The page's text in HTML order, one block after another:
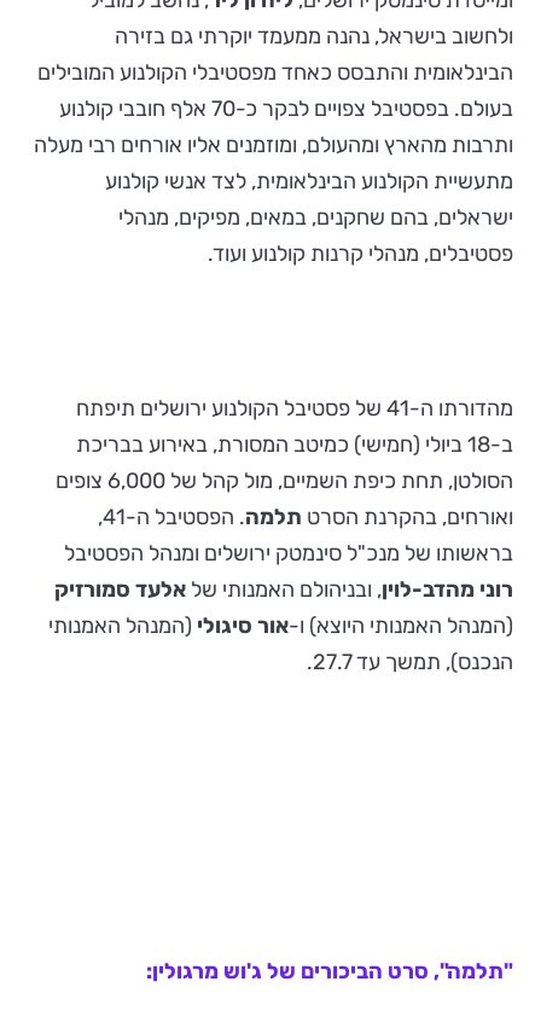
ולחשוב בישראל, נהנה ממעמד יוקרתי גם בזירה
הבינלאומית והתבסס כאחד מפסטיבלי הקולנוע המובילים
בעולם. בפסטיבל צפויים לבקר כ-70 אלף חובבי קולנוע
ותרבות מהארץ ומהעולם, ומוזמנים אליו אורחים רבי מעלה
מתעשיית הקולנוע הבינלאומית, לצד אנשי קולנוע
ישראלים, בהם שחקנים, במאים, מפיקים, מנהלי
פסטיבלים, מנהלי קרנות קולנוע ועוד.
מהדורתו ה-41 של פסטיבל הקולנוע ירושלים תיפתח
ב-18 ביולי (חמישי) כמיטב המסורת, באירוע בבריכת
הסולטן, תחת כיפת השמיים, מול קהל של 6,000 צופים
ואורחים, בהקרנת הסרט תלמה
. הפסטיבל ה-41,
בראשותו של מנכ"ל סינמטק ירושלים ומנהל הפסטיבל
רוני מהדב-לוין, ובניהולם האמנותי של אלעד סמורזיק
(המנהל האמנותי היוצא) ו-אור סיגולי (המנהל האמנותי
הנכנס), תמשך עד 27.7.
"תלמה", סרט הביכורים של ג'וש מרגולין: